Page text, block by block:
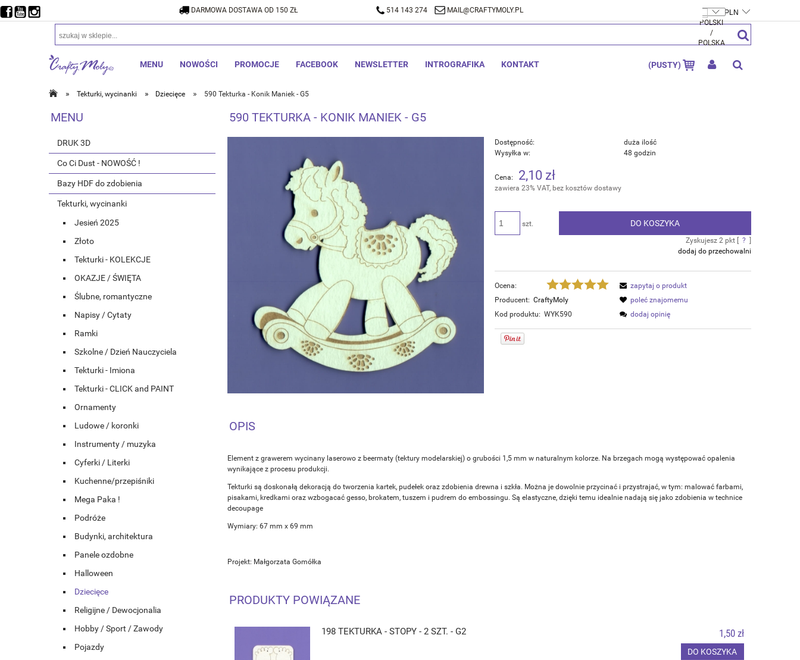
DARMOWA DOSTAWA OD 150 ZŁ 514 143 274 MAIL@CRAFTYMOLY.PL ZALOGUJ SIĘ
(PUSTY)
MENU NOWOŚCI PROMOCJE FACEBOOK NEWSLETTER INTROGRAFIKA KONTAKT
» Tekturki, wycinanki » Dziecięce » 590 Tekturka - Konik Maniek - G5
DARMOWA DOSTAWA OD 150 ZŁ 514 143 274 MAIL@CRAFTYMOLY.PL
MENU
DRUK 3D
Co Ci Dust - NOWOŚĆ !
Bazy HDF do zdobienia
Tekturki, wycinanki
Jesień 2025
Złoto
Tekturki - KOLEKCJE
OKAZJE / ŚWIĘTA
Ślubne, romantyczne
Napisy / Cytaty
Ramki
Szkolne / Dzień Nauczyciela
Tekturki - Imiona
Tekturki - CLICK and PAINT
Ornamenty
Ludowe / koronki
Instrumenty / muzyka
Cyferki / Literki
Kuchenne/przepiśniki
Mega Paka !
Podróże
Budynki, architektura
Panele ozdobne
Halloween
Dziecięce
Religijne / Dewocjonalia
Hobby / Sport / Zawody
Pojazdy
590 TEKTURKA - KONIK MANIEK - G5
Dostępność:
duża ilość
Wysyłka w:
48 godzin
Cena: 2,10 zł
zawiera 23% VAT, bez kosztów dostawy
szt. DO KOSZYKA
Zyskujesz 2pkt [ ?
dodaj do przechowalni
Ocena:
Producent: CraftyMoly
Kod produktu: WYK590
zapytaj o produkt
poleć znajomemu
dodaj opinię
OPIS
Element z grawerem wycinany laserowo z beermaty (tektury modelarskiej) o grubości 1,5 mm w naturalnym kolorze. Na brzegach mogą występować opalenia
wynikające z procesu produkcji.
Tekturki są doskonałą dekoracją do tworzenia kartek, pudełek oraz zdobienia drewna i szkła. Można je dowolnie przycinać i przystrajać, w tym: malować farbami,
pisakami, kredkami oraz wzbogacać gesso, brokatem, tuszem i pudrem do embossingu. Są elastyczne, dzięki temu idealnie nadają się jako zdobienia w technice
decoupage
Wymiary: 67 mm x 69 mm
Projekt: Małgorzata Gomółka
PRODUKTY POWIĄZANE
198 TEKTURKA - STOPY - 2 SZT. - G2 1,50 zł
DO KOSZYKA